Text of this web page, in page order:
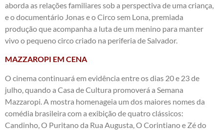
aborda as relações familiares sob a perspectiva de uma criança,
e o documentário Jonas e o Circo sem Lona, premiada
produção que acompanha a luta de um menino para manter
vivo o pequeno circo criado na periferia de Salvador.
MAZZAROPI EM CENA
O cinema continuará em evidência entre os dias 20 e 23 de
julho, quando a Casa de Cultura promoverá a Semana
Mazzaropi. A mostra homenageia um dos maiores nomes da
comédia brasileira com a exibição de quatro clássicos:
Candinho, O Puritano da Rua Augusta, O Corintiano e Zé do